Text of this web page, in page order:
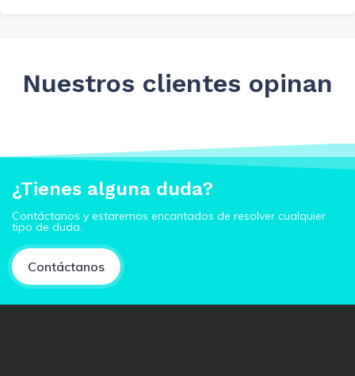
Nuestros clientes opinan
¿Tienes alguna duda?
Contáctanos y estaremos encantados de resolver cualquier
tipo de duda.
Contáctanos